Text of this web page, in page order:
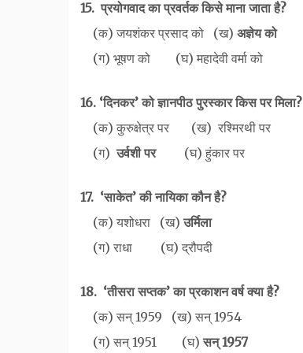
15. प्रयोगवाद का प्रवर्तक किसे माना जाता है?
(क) जयशंकर प्रसाद को (ख) अज्ञेय को
(ग) भूषण को (घ) महादेवी वर्मा को
16. ‘दिनकर’ को ज्ञानपीठ पुरस्कार किस पर मिला?
(क) कुरुक्षेत्र पर (ख) रश्मिरथी पर
(ग)उर्वशी पर (घ) हुंकार पर
17. ‘साकेत’ की नायिका कौन है?
(क) यशोधरा (ख)उर्मिला
(ग) राधा (घ) द्रौपदी
18. ‘तीसरा सप्तक’ का प्रकाशन वर्ष क्या है?
(क) सन् 1959 (ख) सन् 1954
(ग) सन् 1951 (घ)सन् 1957